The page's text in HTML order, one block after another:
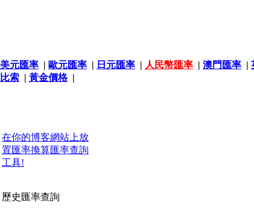
美元匯率 | 歐元匯率 | 日元匯率 | 人民幣匯率 | 澳門匯率 |
比索 | 黃金價格|
在你的博客網站上放
置匯率換算匯率查詢
工具!
歷史匯率查詢